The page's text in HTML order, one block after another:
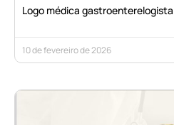
Logo médica
10 de fevereiro de 2026